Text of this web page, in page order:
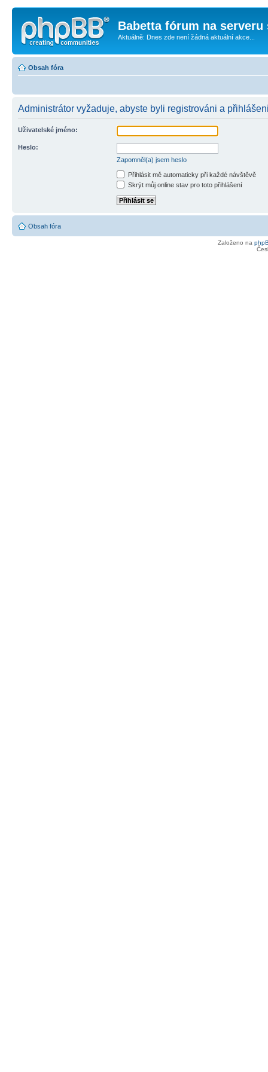
Babetta fórum na serveru
Aktuálně: Dnes zde není žádná aktuální akce...
Obsah fóra
Administrátor vyžaduje, abyste byli registrováni a
Uživatelské jméno:
Heslo:
Zapomněl(a) jsem heslo
Přihlásit mě automaticky při každé návštěvě
Skrýt můj online stav pro toto přihlášení
Obsah fóra
Založeno na